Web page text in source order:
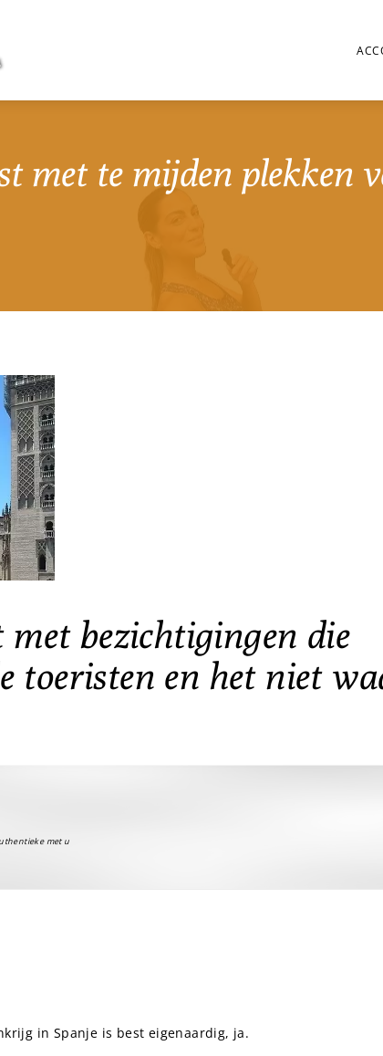
met te mijden plekken
bezichtigingen die
toeristen en het niet
met u
in Spanje is best eigenaardig, ja.